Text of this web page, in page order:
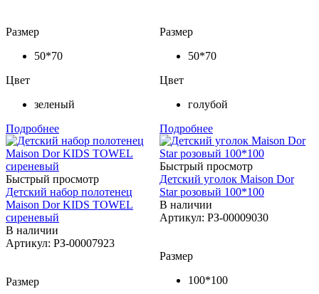
Размер
50*70
Цвет
зеленый
Подробнее
Размер
50*70
Цвет
голубой
Подробнее
Быстрый просмотр
Детский набор полотенец
Maison Dor KIDS TOWEL
сиреневый
В наличии
Артикул: РЗ-00007923
Размер
Быстрый просмотр
Детский уголок Maison Dor
Star розовый 100*100
В наличии
Артикул: РЗ-00009030
Размер
100*100